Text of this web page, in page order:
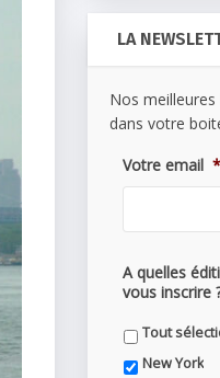
LA
Nos
dans votre
Votre email *
A quelles
vous inscrire
New York